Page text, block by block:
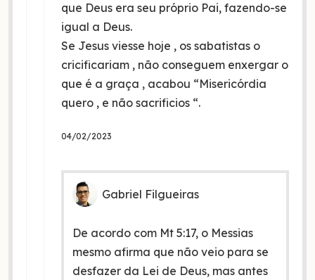
que Deus era seu próprio Pai, fazendo-se
igual a Deus.
Se Jesus viesse hoje , os sabatistas o
cricificariam , não conseguem enxergar o
que é a graça , acabou “Misericórdia
quero , e não sacrificios “.
04/02/2023
Gabriel Filgueiras
De acordo com Mt 5:17, o Messias
mesmo afirma que não veio para se
desfazer da Lei de Deus, mas antes